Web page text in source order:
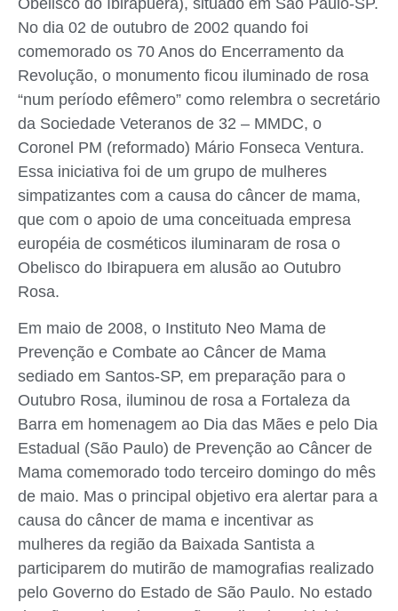
No dia 02 de outubro de 2002 quando foi
comemorado os 70 Anos do Encerramento da
Revolução, o monumento ficou iluminado de rosa
“num período efêmero” como relembra o secretário
da Sociedade Veteranos de 32 – MMDC, o
Coronel PM (reformado) Mário Fonseca Ventura.
Essa iniciativa foi de um grupo de mulheres
simpatizantes com a causa do câncer de mama,
que com o apoio de uma conceituada empresa
européia de cosméticos iluminaram de rosa o
Obelisco do Ibirapuera em alusão ao Outubro
Rosa.
Em maio de 2008, o Instituto Neo Mama de
Prevenção e Combate ao Câncer de Mama
sediado em Santos-SP, em preparação para o
Outubro Rosa, iluminou de rosa a Fortaleza da
Barra em homenagem ao Dia das Mães e pelo Dia
Estadual (São Paulo) de Prevenção ao Câncer de
Mama comemorado todo terceiro domingo do mês
de maio. Mas o principal objetivo era alertar para a
causa do câncer de mama e incentivar as
mulheres da região da Baixada Santista a
participarem do mutirão de mamografias realizado
pelo Governo do Estado de São Paulo. No estado